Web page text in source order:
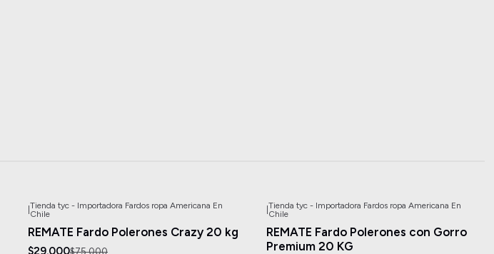
-61%
Tienda tyc - Importadora Fardos ropa Americana En
Chile
REMATE Fardo Polerones Crazy 20 kg
$29.000$75.000
-41%
Tienda tyc - Importadora Fardos ropa Americana En
Chile
REMATE Fardo Polerones con Gorro
Premium 20 KG